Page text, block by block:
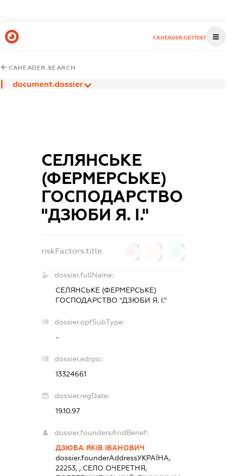
CAHEADER.GETTEST
CAHEADER.SEARCH
document.dossier
СЕЛЯНСЬКЕ
(ФЕРМЕРСЬКЕ)
ГОСПОДАРСТВО
"ДЗЮБИ Я. І."
riskFactors.title
dossier.fullName:
СЕЛЯНСЬКЕ (ФЕРМЕРСЬКЕ)
ГОСПОДАРСТВО "ДЗЮБИ Я. І."
dossier.opfSubType:
-
dossier.edrpo:
13324661
dossier.regDate:
19.10.97
dossier.foundersAndBenef:
ДЗЮБА ЯКІВ ІВАНОВИЧ
dossier.founderAddressУКРАЇНА,
22253, , СЕЛО ОЧЕРЕТНЯ,